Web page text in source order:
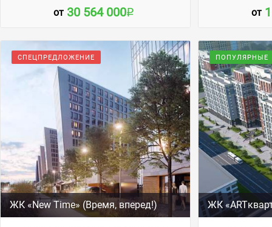
от 30 564 000 от
СПЕЦПРЕДЛОЖЕНИЕ
ЖК «New Time» (Время, вперед!)
ПОПУЛЯРНЫЕ
ЖК